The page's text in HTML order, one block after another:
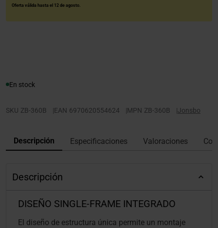
Oferta válida hasta el 12 de agosto.
En stock
SKU ZB-360B |EAN 6970620554624 |MPN ZB-360B |Jonsbo
Descripción Especificaciones Valoraciones
Descripción
DISEÑO SINGLE-FRAME INTEGRADO
El diseño de estructura única permite un montaje